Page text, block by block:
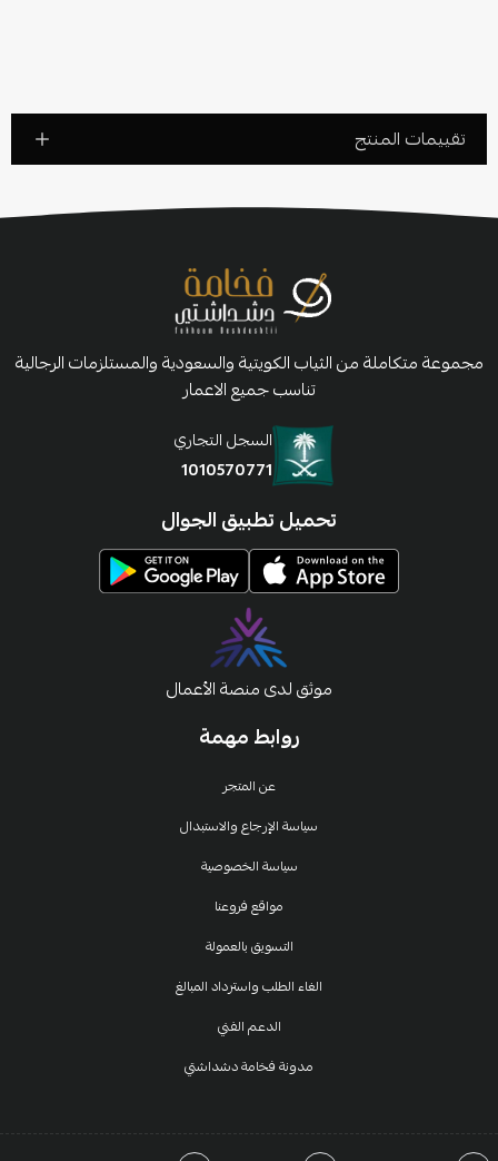
تقييمات المنتج
روابط مهمة
عن المتجر
سياسة الإرجاع والاستبدال
سياسة الخصوصية
مواقع فروعنا
التسويق بالعمولة
الغاء الطلب واسترداد المبالغ
الدعم الفني
مدونة فخامة دشداشتي
مجموعة متكاملة من الثياب الكويتية والسعودية والمستلزمات الرجالية
تناسب جميع الاعمار
السجل التجاري
1010570771
تحميل تطبيق الجوال
موثق لدى منصة الأعمال